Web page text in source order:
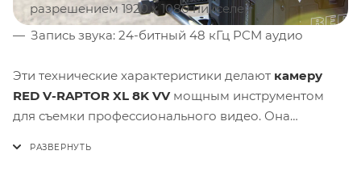
разрешением 1920 x 1080 пикселей
Запись звука: 24-битный 48 кГц PCM аудио
Эти технические характеристики делают камеру
RED V-RAPTOR XL 8K VVмощным инструментом
для съемки профессионального видео. Она